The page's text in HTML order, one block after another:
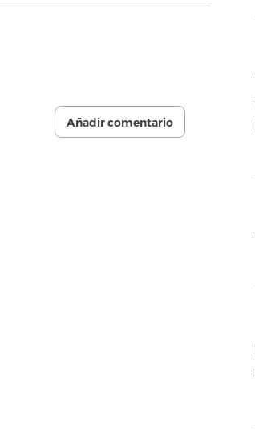
Añadir comentario